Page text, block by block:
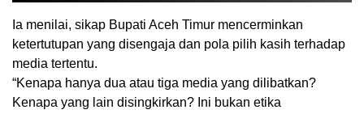
Ia menilai, sikap Bupati Aceh Timur mencerminkan
ketertutupan yang disengaja dan pola pilih kasih terhadap
media tertentu.
“Kenapa hanya dua atau tiga media yang dilibatkan?
Kenapa yang lain disingkirkan? Ini bukan etika